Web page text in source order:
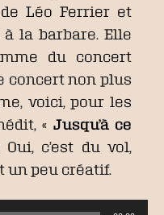
Léo Ferrier et
à la barbare. Elle
du concert
concert non plus
voici, pour les
« Jusqu’à ce
Oui, c’est du vol,
un peu créatif.